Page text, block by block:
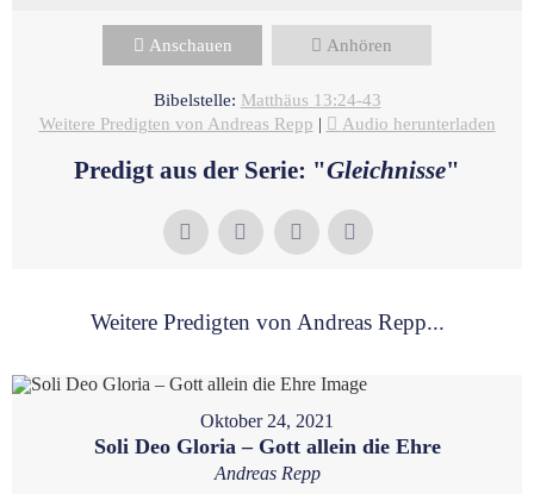
Anschauen Anhören
Bibelstelle: Matthäus 13:24-43
Weitere Predigten von Andreas Repp | Audio herunterladen
Predigt aus der Serie: "Gleichnisse"
Weitere Predigten von Andreas Repp...
Oktober 24, 2021
Soli Deo Gloria – Gott allein die Ehre
Andreas Repp